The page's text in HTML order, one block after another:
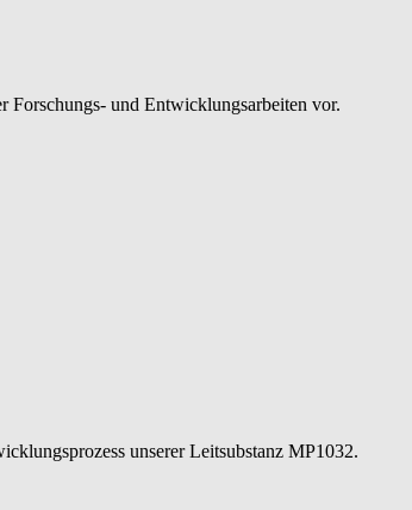
Forschungs- und Entwicklungsarbeiten vor.
unserer Leitsubstanz MP1032.